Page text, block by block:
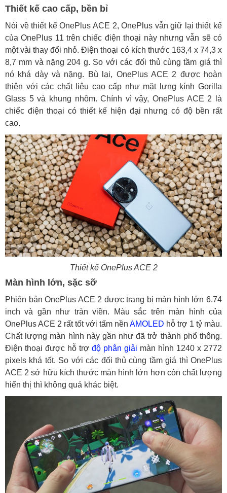
Thiết kế cao cấp, bền bỉ
Nói về thiết kế OnePlus ACE 2, OnePlus vẫn giữ lại thiết kế
của OnePlus 11 trên chiếc điện thoại này nhưng vẫn sẽ có
một vài thay đổi nhỏ. Điện thoại có kích thước 163,4 x 74,3 x
8,7 mm và nặng 204 g. So với các đối thủ cùng tầm giá thì
nó khá dày và nặng. Bù lại, OnePlus ACE 2 được hoàn
thiện với các chất liệu cao cấp như mặt lưng kính Gorilla
Glass 5 và khung nhôm. Chính vì vậy, OnePlus ACE 2 là
chiếc điện thoại có thiết kế hiện đại nhưng có độ bền rất
cao.
Thiết kế OnePlus ACE 2
Màn hình lớn, sặc sỡ
Phiên bản OnePlus ACE 2 được trang bị màn hình lớn 6.74
inch và gần như tràn viền. Màu sắc trên màn hình của
OnePlus ACE 2 rất tốt với tấm nền AMOLED hỗ trợ 1 tỷ màu.
Chất lượng màn hình này gần như đã trở thành phổ thông.
Điện thoại được hỗ trợ độ phân giải màn hình 1240 x 2772
pixels khá tốt. So với các đối thủ cùng tầm giá thì OnePlus
ACE 2 sở hữu kích thước màn hình lớn hơn còn chất lượng
hiển thị thì không quá khác biệt.